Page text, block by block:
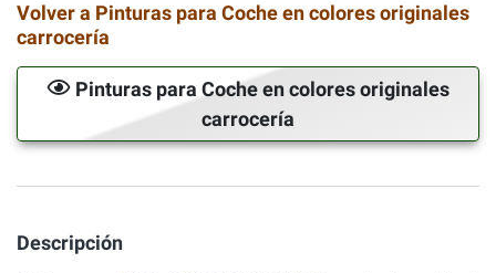
Volver a Pinturas para Coche en colores originales
carrocería
Pinturas para Coche en colores originales
carrocería
Descripción